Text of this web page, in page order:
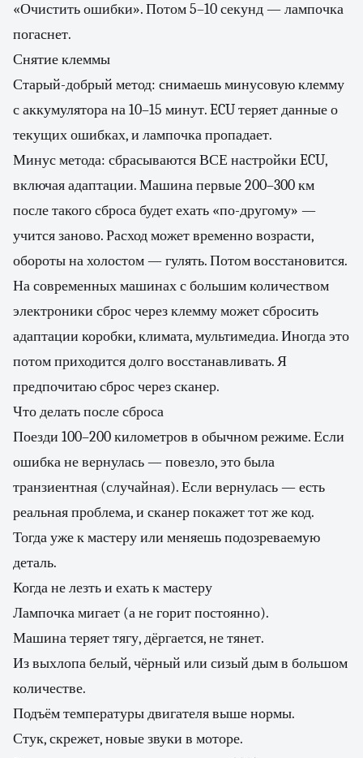
«Очистить ошибки». Потом 5–10 секунд — лампочка
погаснет.
Снятие клеммы
Старый-добрый метод: снимаешь минусовую клемму
с аккумулятора на 10–15 минут. ECU теряет данные о
текущих ошибках, и лампочка пропадает.
Минус метода: сбрасываются ВСЕ настройки ECU,
включая адаптации. Машина первые 200–300 км
после такого сброса будет ехать «по-другому» —
учится заново. Расход может временно возрасти,
обороты на холостом — гулять. Потом восстановится.
На современных машинах с большим количеством
электроники сброс через клемму может сбросить
адаптации коробки, климата, мультимедиа. Иногда это
потом приходится долго восстанавливать. Я
предпочитаю сброс через сканер.
Что делать после сброса
Поезди 100–200 километров в обычном режиме. Если
ошибка не вернулась — повезло, это была
транзиентная (случайная). Если вернулась — есть
реальная проблема, и сканер покажет тот же код.
Тогда уже к мастеру или меняешь подозреваемую
деталь.
Когда не лезть и ехать к мастеру
Лампочка мигает (а не горит постоянно).
Машина теряет тягу, дёргается, не тянет.
Из выхлопа белый, чёрный или сизый дым в большом
количестве.
Подъём температуры двигателя выше нормы.
Стук, скрежет, новые звуки в моторе.